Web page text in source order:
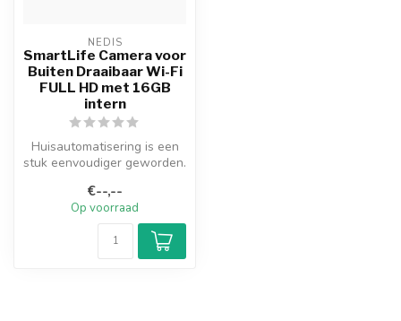
NEDIS
SmartLife Camera voor
Buiten Draaibaar Wi-Fi
FULL HD met 16GB
intern
Huisautomatisering is een
stuk eenvoudiger geworden.
gebruiken...
€--,--
Op voorraad